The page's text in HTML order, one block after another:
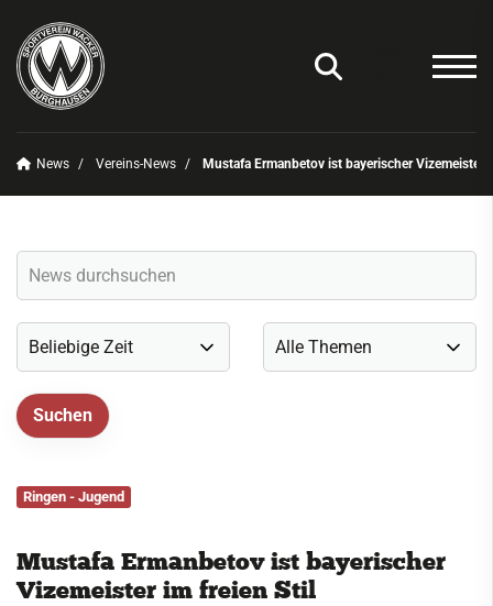
News Vereins-News Mustafa Ermanbetov ist bayerischer Vizemeister
Ringen - Jugend
Mustafa Ermanbetov ist bayerischer
Vizemeister im freien Stil
Vereins-News
Vereins-App/Vereinszeitung
Onlineshop
Sportdeutschland-News
Kontakt